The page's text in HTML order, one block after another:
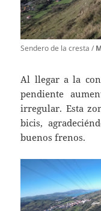
Sendero de la cresta /
Al llegar a la
pendiente
irregular. Esta
bicis,
buenos frenos.